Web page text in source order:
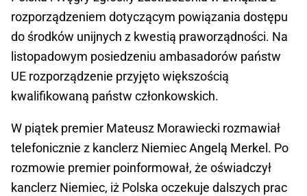
rozporządzeniem dotyczącym powiązania dostępu
do środków unijnych z kwestią praworządności. Na
listopadowym posiedzeniu ambasadorów państw
UE rozporządzenie przyjęto większością
kwalifikowaną państw członkowskich.
W piątek premier Mateusz Morawiecki rozmawiał
telefonicznie z kanclerz Niemiec Angelą Merkel. Po
rozmowie premier poinformował, że oświadczył
kanclerz Niemiec, iż Polska oczekuje dalszych prac